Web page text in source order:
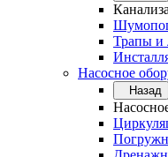
Трапы и
Насосное
Назад